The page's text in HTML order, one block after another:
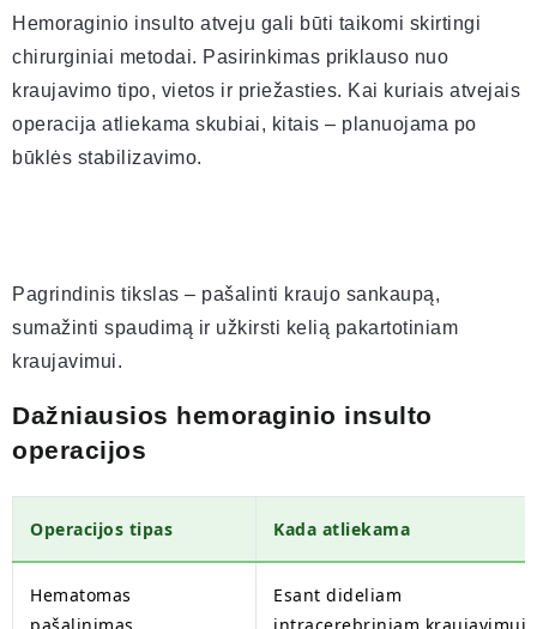
Hemoraginio insulto atveju gali būti taikomi skirtingi
chirurginiai metodai. Pasirinkimas priklauso nuo
kraujavimo tipo, vietos ir priežasties. Kai kuriais atvejais
operacija atliekama skubiai, kitais – planuojama po
būklės stabilizavimo.
Pagrindinis tikslas – pašalinti kraujo sankaupą,
sumažinti spaudimą ir užkirsti kelią pakartotiniam
kraujavimui.
Dažniausios hemoraginio insulto
operacijos
Operacijos tipas Kada atliekama
Hematomas
Esant dideliam